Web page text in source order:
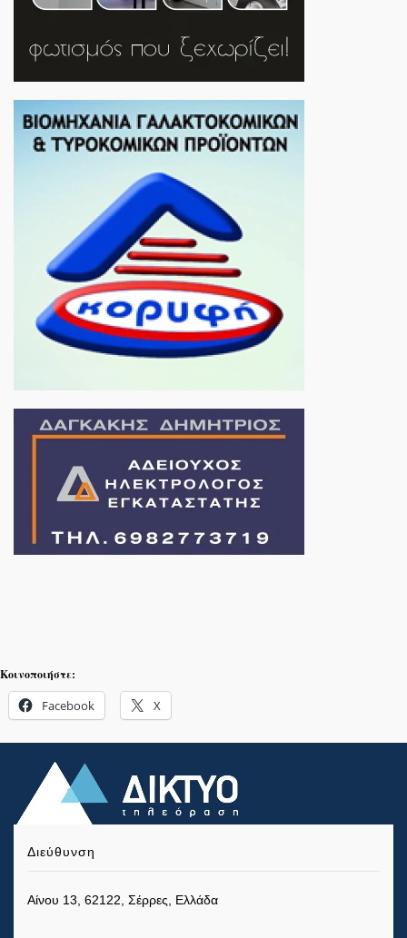
Κοινοποιήστε:
Facebook X
Διεύθυνση
Αίνου 13, 62122, Σέρρες, Ελλάδα